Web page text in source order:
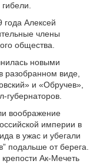
года Алексей
члены
общества.
новыми
разобранном виде,
и «Обручев»,
губернаторов.
воображение
империи в
в ужас и убегали
подальше от берега.
Ак-Мечеть